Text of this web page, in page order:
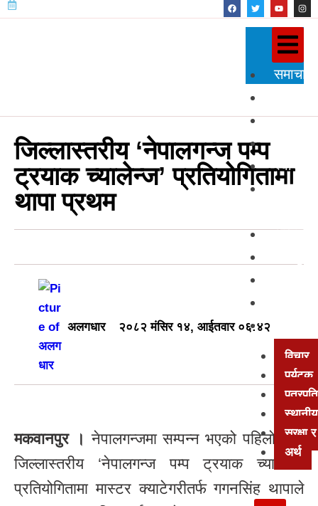
समाचार
प्रदेश
स्वास्थ्य
विज्ञान
विचार
पर्यटक
सुरक्षा
अर्थ
जिल्लास्तरीय ‘नेपालगन्ज पम्प
ट्रयाक च्यालेन्ज’ प्रतियोगितामा
थापा प्रथम
अलगधार २०८२ मंसिर १४, आईतवार ०६:४२
मकवानपुर । नेपालगन्जमा सम्पन्न भएको पहिलो बाँके
जिल्लास्तरीय ‘नेपालगन्ज पम्प ट्रयाक च्यालेन्ज’
प्रतियोगितामा मास्टर क्याटेगरीतर्फ गगनसिंह थापाले